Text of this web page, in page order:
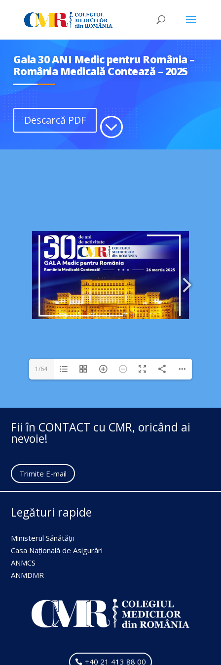
Gala 30 ANI Medic pentru România –
România Medicală Contează – 2025
Descarcă PDF ;
1/64
Fii în CONTACT cu CMR, oricând ai
nevoie!
Trimite E-mail
Legături rapide
Ministerul Sănătății
Casa Națională de Asigurări
ANMCS
ANMDMR
+40 21 413 88 00